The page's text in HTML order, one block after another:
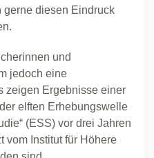
gerne diesen Eindruck
und
jedoch eine
zeigen Ergebnisse einer
elften Erhebungswelle
(ESS) vor drei Jahren
vom Institut für Höhere